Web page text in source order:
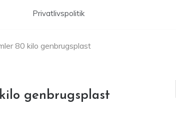
Privatlivspolitik
80 kilo genbrugsplast
genbrugsplast